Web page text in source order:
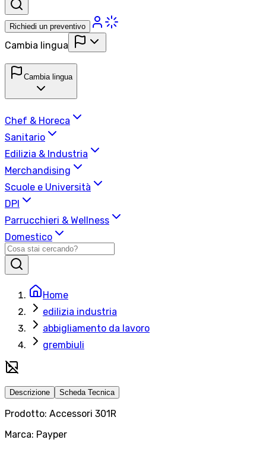
Richiedi un preventivo
Cambia lingua
Cambia lingua
Chef & Horeca
Sanitario
Edilizia & Industria
Merchandising
Scuole e Università
DPI
Parrucchieri & Wellness
Domestico
Home
edilizia industria
abbigliamento da lavoro
grembiuli
Descrizione Scheda Tecnica
Prodotto: Accessori 301R
Marca: Payper